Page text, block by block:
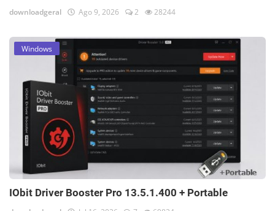
downloadgeral Ago 9, 2026 2 28244
Windows
IObit Driver Booster Pro 13.5.1.400 + Portable